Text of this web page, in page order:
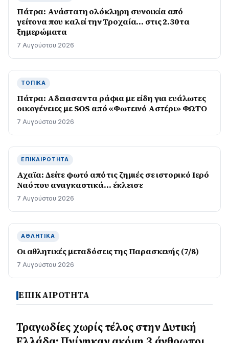
Πάτρα: Ανάστατη ολόκληρη συνοικία από
γείτονα που καλεί την Τροχαία… στις 2.30 τα
ξημερώματα
7 Αυγούστου 2026
ΤΟΠΙΚΆ
Πάτρα: Αδειασαν τα ράφια με είδη για ευάλωτες
οικογένειες με SOS από «Φωτεινό Αστέρι» ΦΩΤΟ
7 Αυγούστου 2026
ΕΠΙΚΑΙΡΌΤΗΤΑ
Αχαϊα: Δείτε φωτό από τις ζημιές σε ιστορικό Ιερό
Ναό που αναγκαστικά… έκλεισε
7 Αυγούστου 2026
ΑΘΛΗΤΙΚΆ
Οι αθλητικές μεταδόσεις της Παρασκευής (7/8)
7 Αυγούστου 2026
ΕΠΙΚΑΙΡΟΤΗΤΑ
Τραγωδίες χωρίς τέλος στην Δυτική